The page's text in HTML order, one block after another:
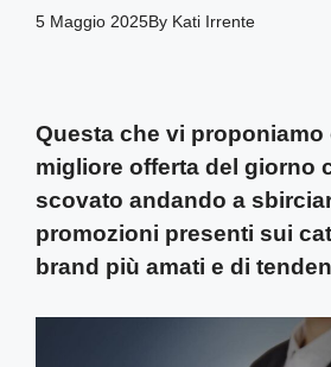
5 Maggio 2025By Kati Irrente
Questa che vi proponiamo
migliore offerta del giorno
scovato andando a
promozioni presenti sui
brand più amati e di